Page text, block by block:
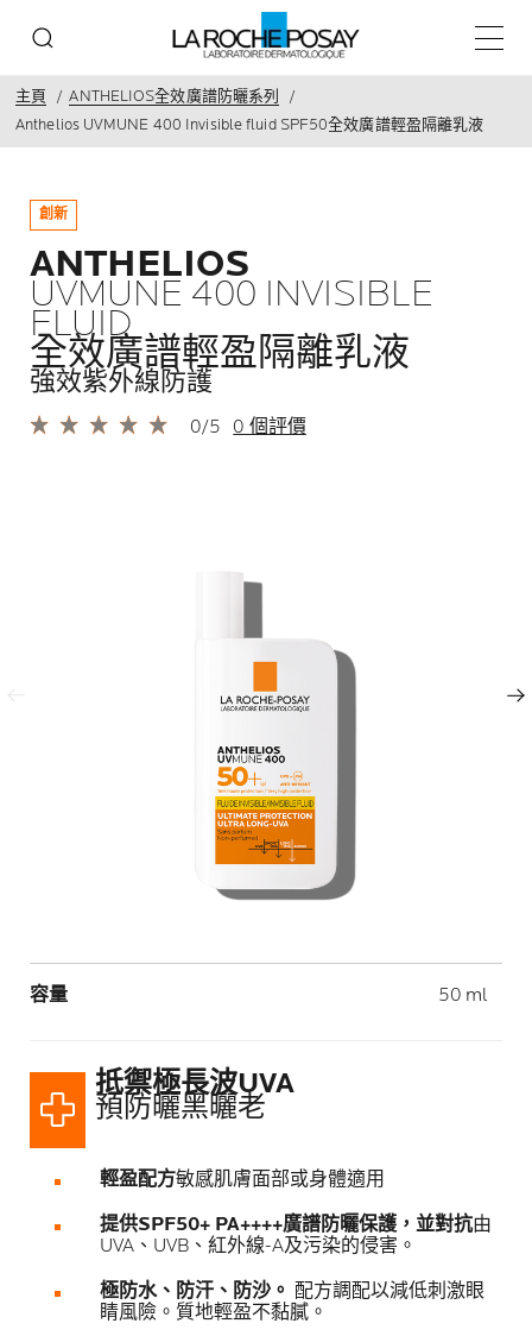
主目錄
主頁
ANTHELIOS全效廣譜防曬系列
Anthelios UVMUNE 400 Invisible fluid SPF50全效廣譜輕盈隔離乳液
創新
ANTHELIOS
UVMUNE 400 INVISIBLE
FLUID
全效廣譜輕盈隔離乳液
強效紫外線防護
0/5 0 個評價
下一頁
容量 Volume
50 ml
抵禦極長波UVA​
預防曬黑曬老​
輕盈配方敏感肌膚面部或身體適用
提供SPF50+ PA++++廣譜防曬保護，並對抗由
UVA、UVB、紅外線-A及污染的侵害。
極防水、防汗、防沙。 配方調配以減低刺激眼
睛風險。質地輕盈不黏膩。